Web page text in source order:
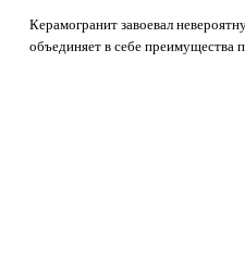
Керамогранит завоевал
объединяет в себе преимущества